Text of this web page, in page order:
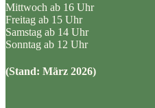
Mittwoch ab 16 Uhr
Freitag ab 15 Uhr
Samstag ab 14 Uhr
Sonntag ab 12 Uhr
(Stand: März 2026)